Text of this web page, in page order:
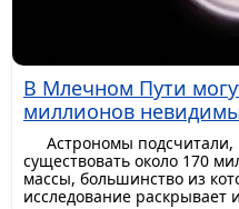
В Млечном Пути
миллионов
Астрономы
существовать около 170
массы, большинство из
исследование раскрывает